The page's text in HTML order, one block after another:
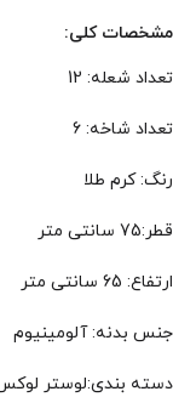
مشخصات کلی:
تعداد شعله: 12
تعداد شاخه: 6
رنگ: کرم طلا
قطر:75 سانتی متر
ارتفاع: 65 سانتی متر
جنس بدنه: آلومینیوم
دسته بندی:لوستر